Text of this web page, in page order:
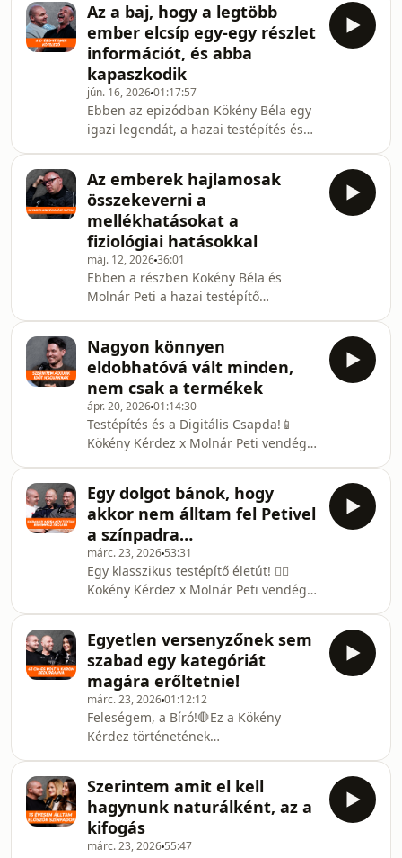
hanem képzett biológus és sport
labordiagnosztikus is.👩🏻‍🔬 A
beszélgetés során a versenyzés
kulisszatitkai mellett részletesen szó
esik különböző táplálkozástudományi
kérdésekről, a diéta alatti
folyamatokról és a tudatos étkezésről
is. 🥦🧬 Ha érdekel, mit mutatnak a
számo
Az a baj, hogy a legtöbb
ember elcsíp egy-egy részlet
információt, és abba
kapaszkodik
jún. 16, 202601:17:57
Ebben az epizódban Kökény Béla egy
igazi legendát, a hazai testépítés és
💪🏻 Zsolt több mint 30 éve van a
sportban, magyar bajnok testépítő, és
a saját iskolájában eddig több mint
2500 edzőt indított el a pályán.😳 A
beszélgetés során visszaugrunk az
időben a '90-es évek edzős
korszakába, beszélünk a mai
gyorstalpalós edző képzések
Az emberek hajlamosak
összekeverni a
mellékhatásokat a
fiziológiai hatásokkal
máj. 12, 202636:01
Ebben a részben Kökény Béla és
Molnár Peti a hazai testépítő
Zolit faggatja. Bár Zolit sokan a
teljesítményfokozókkal kapcsolatos
tabudöntögető tartalmairól ismerik,
ebben a részben a témát egy más
szemszögből közelítjük meg: a
prevenció és az egészségmegőrzés
oldaláról. Szóba kerülnek a komoly
intő példák és az is, hogy miért ke
Nagyon könnyen
eldobhatóvá vált minden,
nem csak a termékek
ápr. 20, 202601:14:30
Testépítés és a Digitális Csapda!📱
Kökény Kérdez x Molnár Peti vendége:
faggatja vendégünket, Pletser
Ádámot. A beszélgetés első felében
nosztalgiázunk egy kicsit a versenyzős
évekről, ezt követően pedig egy
nagyon komoly, mindannyiunkat
érintő témát is kivesézünk: kíméletlen
őszinteséggel beszélgetünk az
okostelefonok pusztító ha
Egy dolgot bánok, hogy
akkor nem álltam fel Petivel
a színpadra…
márc. 23, 2026 53:31
Egy klasszikus testépítő életút! 🏋️‍♂️
Kökény Kérdez x Molnár Peti vendége:
vendégünket, Baráth Rolandot. Egy
igazi klasszikus testépítő életutat
járunk végig, a kezdeti motivációtól
egészen a színpadig. Roland felidézi a
pillanatot, hogy milyen volt életében
először barnítóval bekenve a
reflektorfényben állni, majd
belemegyünk
Egyetlen versenyzőnek sem
szabad egy kategóriát
magára erőltetnie!
márc. 23, 202601:12:12
Feleségem, a Bíró!🛑Ez a Kökény
Kérdez történetének
vendége nem más, mint a felesége,
Kökény-Váradi Judit. Judit nemcsak a
magánéletben Béla társa, hanem a
szakmában is megkerülhetetlen
Szerintem amit el kell
hagynunk naturálként, az a
kifogás
márc. 23, 2026 55:47